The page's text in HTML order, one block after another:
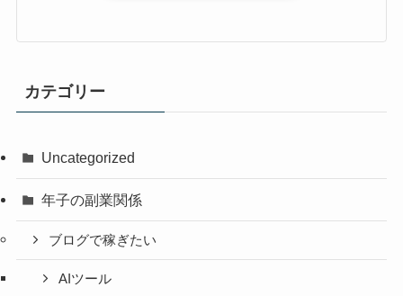
カテゴリー
Uncategorized
年子の副業関係
ブログで稼ぎたい
AIツール